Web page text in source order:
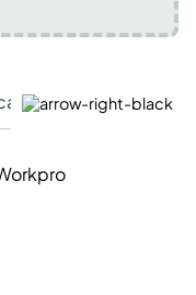
Técnicas